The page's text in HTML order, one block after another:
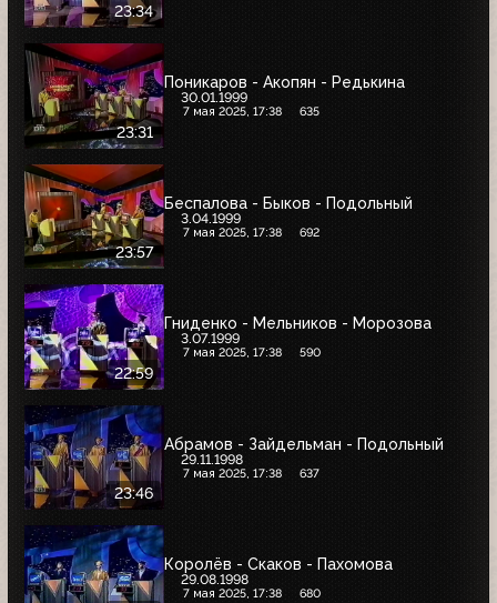
23:34
23:31
Поникаров - Акопян - Редькина
30.01.1999
7 мая 2025, 17:38 635
23:57
Беспалова - Быков - Подольный
3.04.1999
7 мая 2025, 17:38 692
22:59
Гниденко - Мельников - Морозова
3.07.1999
7 мая 2025, 17:38 590
23:46
Абрамов - Зайдельман - Подольный
29.11.1998
7 мая 2025, 17:38 637
Королёв - Скаков - Пахомова
29.08.1998
7 мая 2025, 17:38 680